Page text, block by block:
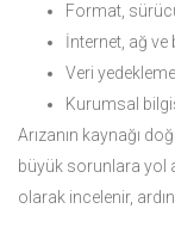
Format,
İnternet, ağ ve
Veri
Kurumsal
Arızanın kaynağı
büyük sorunlara yol
olarak incelenir,